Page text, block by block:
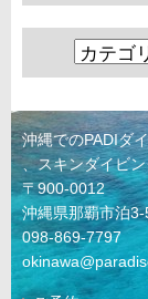
沖縄でのPADIダ
、スキンダイビ
〒900-0012
沖縄県那覇市泊
098-869-7797